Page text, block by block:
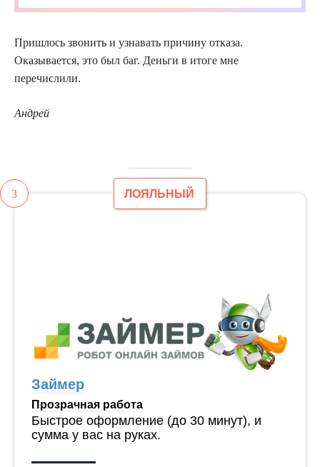
Пришлось звонить и узнавать причину отказа.
Оказывается, это был баг. Деньги в итоге мне
перечислили.
Андрей
3 ЛОЯЛЬНЫЙ
Займер
Прозрачная работа
Быстрое оформление (до 30 минут), и
сумма у вас на руках.